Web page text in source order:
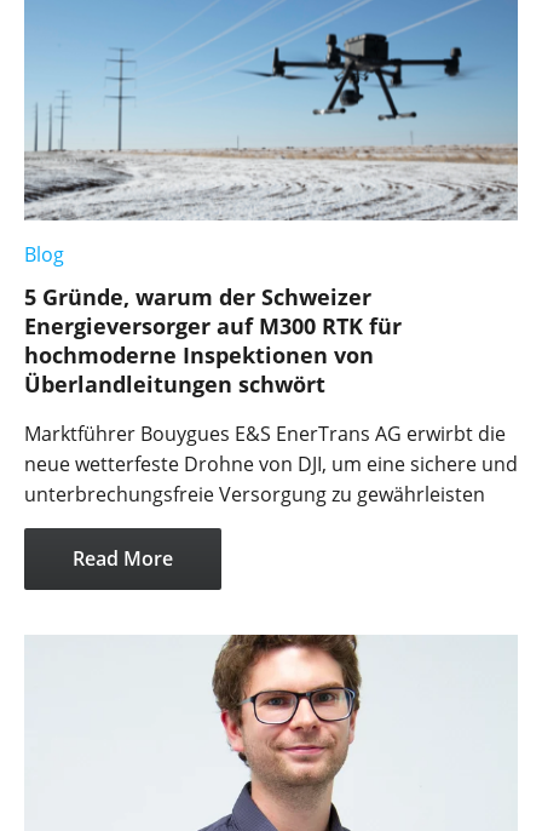
Blog
5 Gründe, warum der Schweizer
Energieversorger auf M300 RTK für
hochmoderne Inspektionen von
Überlandleitungen schwört
Marktführer Bouygues E&S EnerTrans AG erwirbt die
neue wetterfeste Drohne von DJI, um eine sichere und
unterbrechungsfreie Versorgung zu gewährleisten
Read More